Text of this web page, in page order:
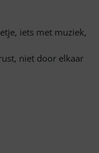
iets met muziek,
niet door elkaar